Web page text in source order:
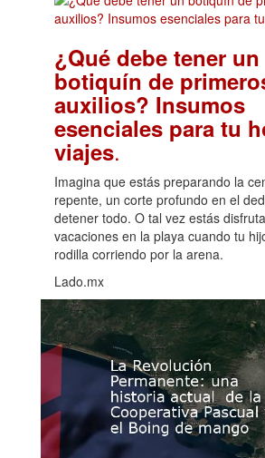
¿Qué debe tener un
botiquín de
auxilios? Insumos
esenciales para tu
viajes.
Imagina que estás preparando la
repente, un corte profundo en el
detener todo. O tal vez estás
vacaciones en la playa cuando tu
rodilla corriendo por la arena.
Lado.mx